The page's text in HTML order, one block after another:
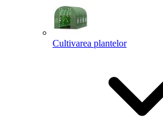
Cultivarea plantelor